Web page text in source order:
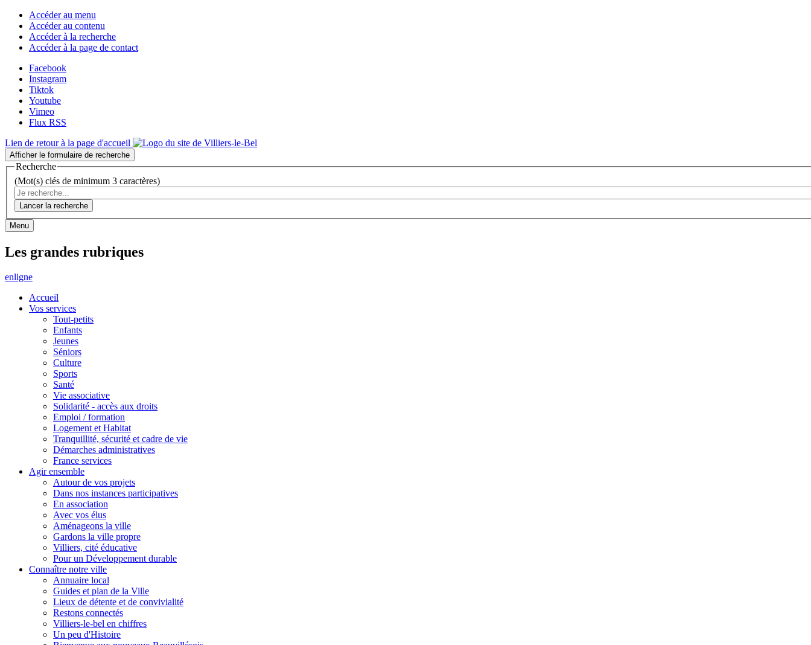
Accéder au menu
Accéder au contenu
Accéder à la recherche
Accéder à la page de contact
Facebook
Instagram
Tiktok
Youtube
Vimeo
Flux RSS
Lien de retour à la page d'accueil
Afficher le formulaire de recherche
Recherche
(Mot(s) clés de minimum 3 caractères)
Lancer la recherche
Menu
Les grandes rubriques
enligne
Accueil
Vos services
Tout-petits
Enfants
Jeunes
Séniors
Culture
Sports
Santé
Vie associative
Solidarité - accès aux droits
Emploi / formation
Logement et Habitat
Tranquillité, sécurité et cadre de vie
Démarches administratives
France services
Agir ensemble
Autour de vos projets
Dans nos instances participatives
En association
Avec vos élus
Aménageons la ville
Gardons la ville propre
Villiers, cité éducative
Pour un Développement durable
Connaître notre ville
Annuaire local
Guides et plan de la Ville
Lieux de détente et de convivialité
Restons connectés
Villiers-le-bel en chiffres
Un peu d'Histoire